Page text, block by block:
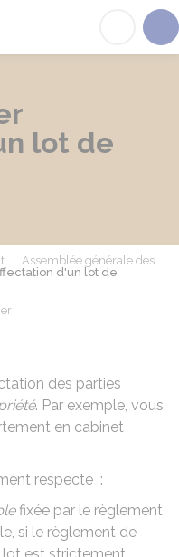
lot de
Assemblée générale des
d'un lot de
des parties
. Par exemple, vous
en cabinet
respecte :
fixée par le règlement
si le règlement de